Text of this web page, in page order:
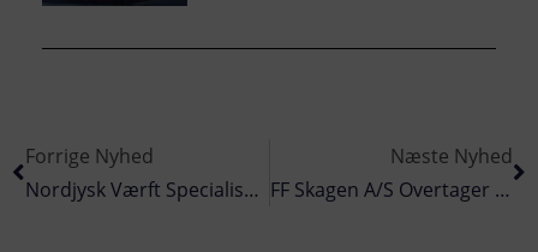
Forrige Nyhed
Nordjysk Værft Specialiserede I Ombygning Af Offshorefartøjer
Næste Nyhed
FF Skagen A/S Overtager Danmarks Største Producent Af Sild